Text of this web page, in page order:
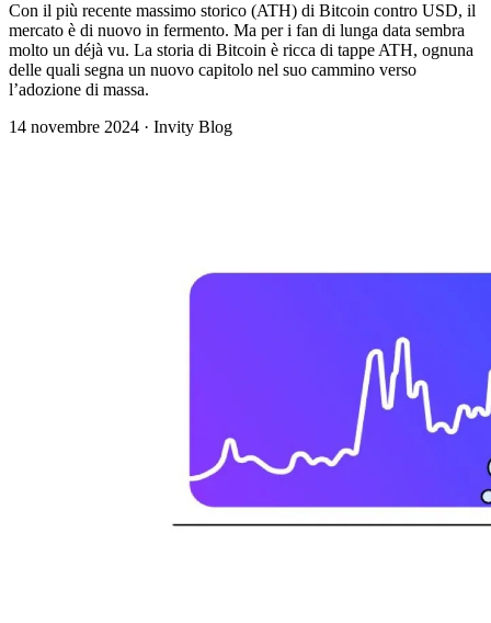
Con il più recente massimo storico (ATH) di Bitcoin contro USD, il
mercato è di nuovo in fermento. Ma per i fan di lunga data sembra
molto un déjà vu. La storia di Bitcoin è ricca di tappe ATH, ognuna
delle quali segna un nuovo capitolo nel suo cammino verso
l’adozione di massa.
14 novembre 2024 · Invity Blog